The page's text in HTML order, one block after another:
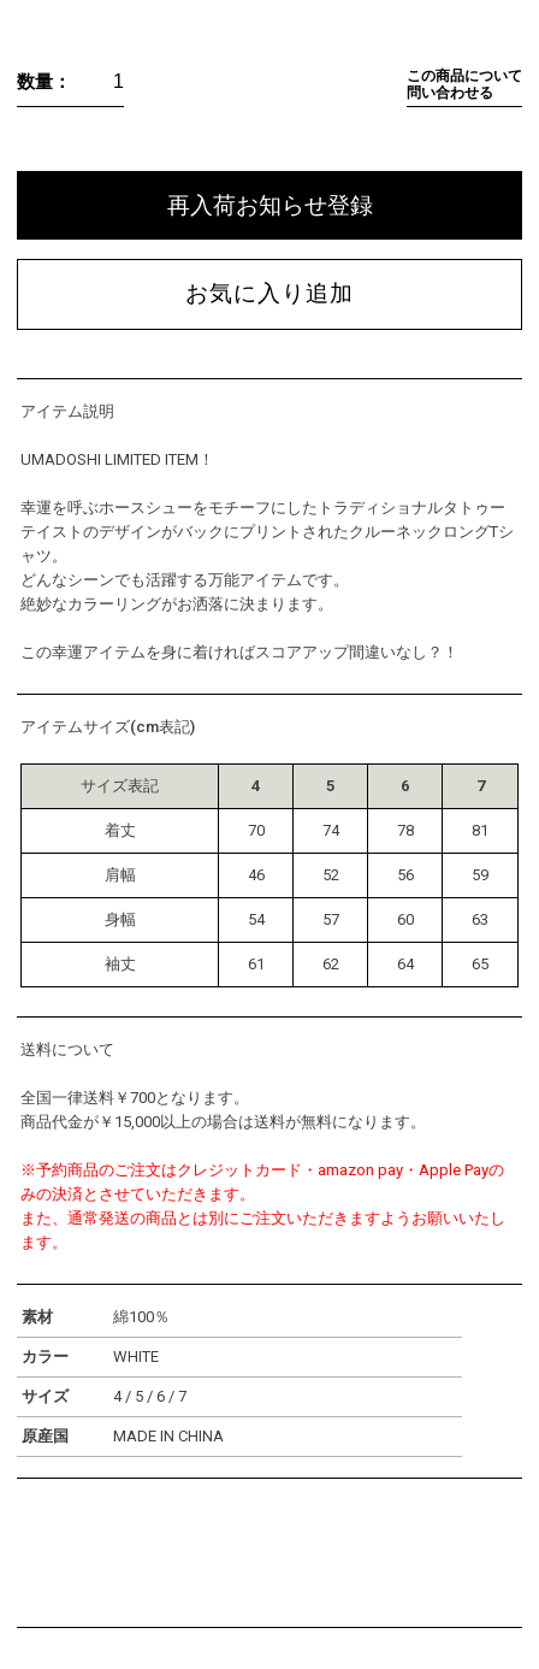
数量：
この商品について
問い合わせる
再入荷お知らせ登録
お気に入り追加
アイテム説明
UMADOSHI LIMITED ITEM！
幸運を呼ぶホースシューをモチーフにしたトラディショナルタトゥー
テイストのデザインがバックにプリントされたクルーネックロングTシ
ャツ。
どんなシーンでも活躍する万能アイテムです。
絶妙なカラーリングがお洒落に決まります。
この幸運アイテムを身に着ければスコアアップ間違いなし？！
アイテムサイズ(cm表記)
サイズ表記 4 5 6 7
着丈 70 74 78 81
肩幅 46 52 56 59
身幅 54 57 60 63
袖丈 61 62 64 65
送料について
全国一律送料￥700となります。
商品代金が￥15,000以上の場合は送料が無料になります。
※予約商品のご注文はクレジットカード・amazon pay・Apple Payの
みの決済とさせていただきます。
また、通常発送の商品とは別にご注文いただきますようお願いいたし
ます。
素材 綿100％
カラー WHITE
サイズ 4 / 5 / 6 / 7
原産国 MADE IN CHINA